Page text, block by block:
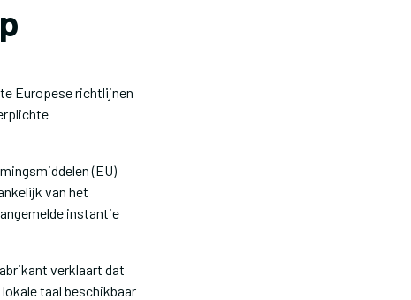
Europese richtlijnen
(EU)
van het
instantie
verklaart dat
taal beschikbaar